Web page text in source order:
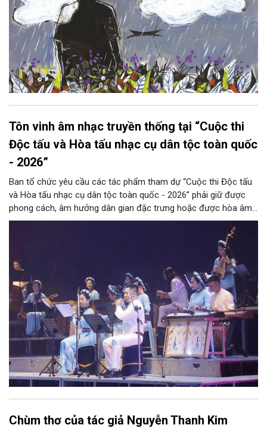
Tôn vinh âm nhạc truyền thống tại “Cuộc thi
Độc tấu và Hòa tấu nhạc cụ dân tộc toàn quốc
- 2026”
Ban tổ chức yêu cầu các tác phẩm tham dự “Cuộc thi Độc tấu
và Hòa tấu nhạc cụ dân tộc toàn quốc - 2026” phải giữ được
phong cách, âm hưởng dân gian đặc trưng hoặc được hòa âm,
phối khí mới trên nền tảng làn điệu âm nhạc truyền thống Việt
Nam, đồng thời phải được trình diễn trực tiếp bằng nhạc cụ dân
Chùm thơ của tác giả Nguyễn Thanh Kim